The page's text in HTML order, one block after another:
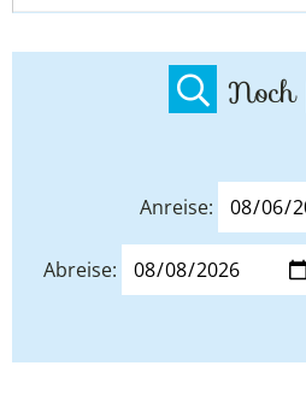
Anreise:
Abreise: